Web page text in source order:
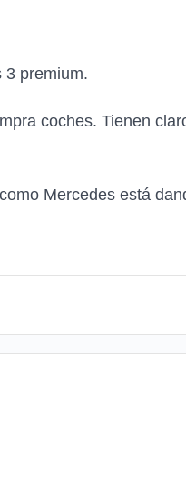
3 premium.
coches. Tienen
Mercedes está